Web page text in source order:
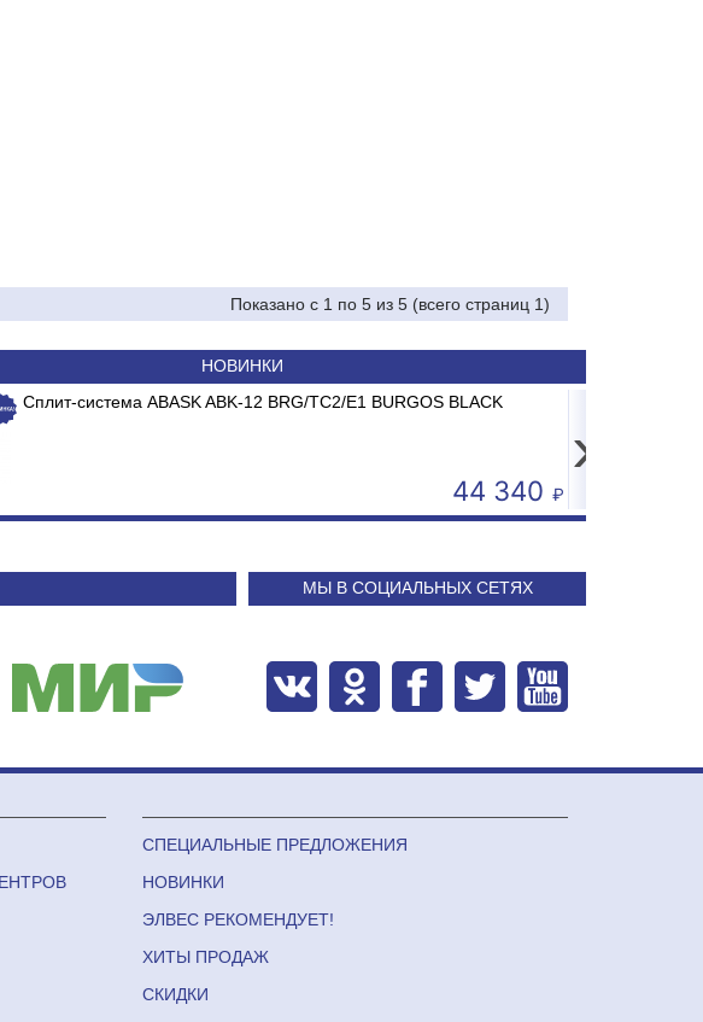
электронные CAS PRII -15CD до 15 кг 2/5г
4 593
НОВИНКИ
Сплит-система ABASK ABK-12 BRG/TC2/E1 BURGOS BLACK
44 340
›
МЫ В СОЦИАЛЬНЫХ СЕТЯХ
Показано с 1 по 5 из 5 (всего страниц 1)
СПЕЦИАЛЬНЫЕ ПРЕДЛОЖЕНИЯ
НОВИНКИ
ЭЛВЕС РЕКОМЕНДУЕТ!
ХИТЫ ПРОДАЖ
СКИДКИ